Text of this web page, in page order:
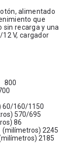
alimentado
que
recarga y una
V, cargador
800
160/1150
570/695
86
2245
2185